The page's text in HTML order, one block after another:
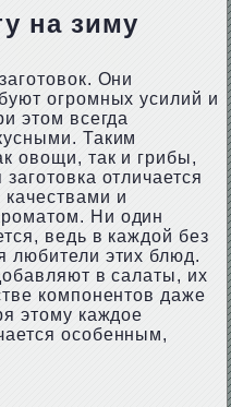
на зиму
Они
огромных усилий и
этом всегда
Таким
овощи, так и грибы,
отличается
и
Ни один
ведь в каждой без
любители этих блюд.
в салаты, их
компонентов даже
этому каждое
особенным,